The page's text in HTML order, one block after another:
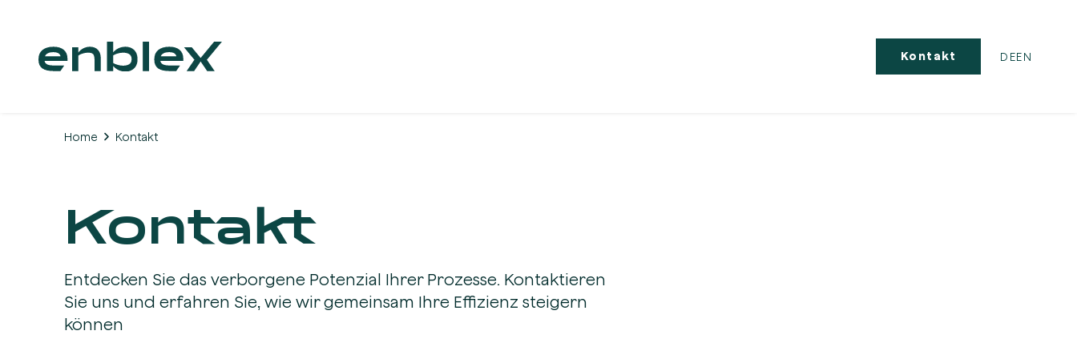
Kontakt DEEN
Home Kontakt
Kontakt
Entdecken Sie das verborgene Potenzial Ihrer Prozesse. Kontaktieren
Sie uns und erfahren Sie, wie wir gemeinsam Ihre Effizienz steigern
können